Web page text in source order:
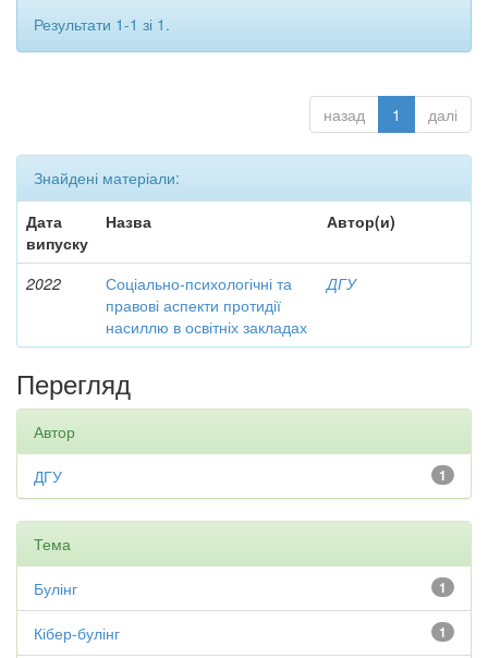
Результати 1-1 зі 1.
назад 1 далі
Знайдені матеріали:
Дата
випуску
Назва Автор(и)
2022
Соціально-психологічні та
правові аспекти протидії
насиллю в освітніх закладах
ДГУ
Перегляд
Автор
1
ДГУ
Тема
1
Булінг
1
Кібер-булінг